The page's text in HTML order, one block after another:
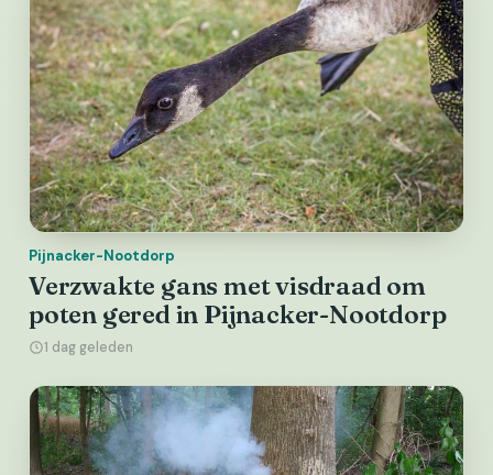
Pijnacker-Nootdorp
Verzwakte gans met visdraad om
poten gered in Pijnacker-Nootdorp
1 dag geleden